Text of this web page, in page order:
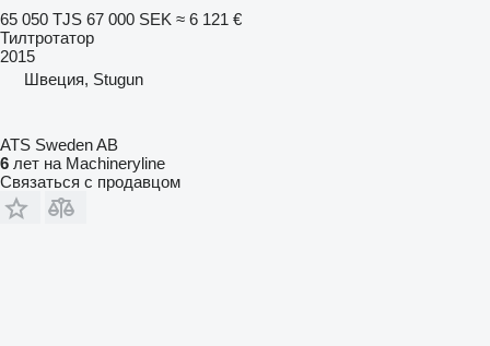
65 050 TJS 67 000 SEK ≈ 6 121 €
Тилтротатор
2015
Швеция, Stugun
ATS Sweden AB
6 лет на Machineryline
Связаться с продавцом